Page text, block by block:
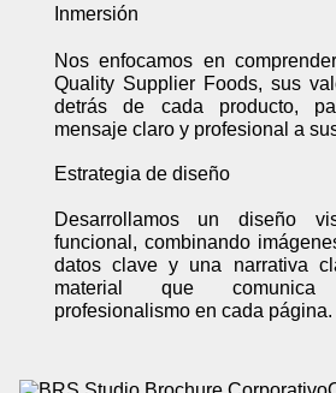
Inmersión
Nos enfocamos en
Quality Supplier Foods, sus
detrás de cada producto,
mensaje claro y profesional a
Estrategia de diseño
Desarrollamos un diseño
funcional, combinando
datos clave y una narrativa
material que
profesionalismo en cada página.